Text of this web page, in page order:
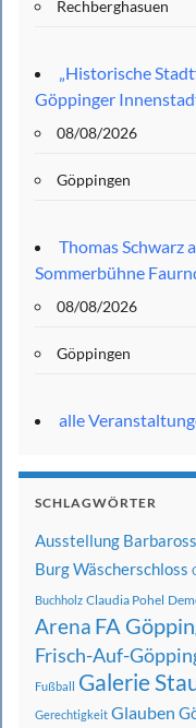
Rechberghasuen
„Historische
Göppinger
08/08/2026
Göppingen
Thomas Schwarz
Sommerbühne
08/08/2026
Göppingen
alle
SCHLAGWÖRTER
Ausstellung
Burg Wäscherschloss
Buchholz Claudia Pohel
Arena FA
Frisch-Auf-
Fußball Galerie
Gerechtigkeit Glauben